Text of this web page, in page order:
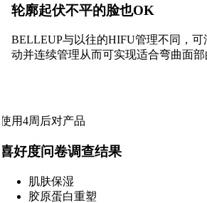
轮廓起伏不平的脸也OK
BELLEUP与以往的HIFU管理不同，
动并连续管理从而可实现适合弯曲面
使用4周后对产品
喜好度问卷调查结果
肌肤保湿
胶原蛋白重塑